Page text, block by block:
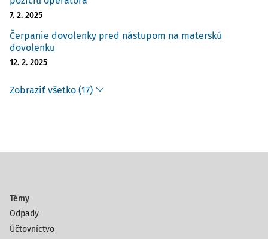
7. 2. 2025
Čerpanie dovolenky pred nástupom na materskú
dovolenku
12. 2. 2025
Zobraziť všetko (17)
Témy
Odpady
Účtovníctvo